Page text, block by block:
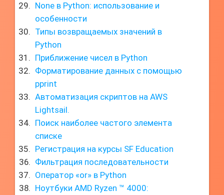
None в Python: использование и
особенности
Типы возвращаемых значений в
Python
Приближение чисел в Python
Форматирование данных с помощью
pprint
Автоматизация скриптов на AWS
Lightsail.
Поиск наиболее частого элемента
списке
Регистрация на курсы SF Education
Фильтрация последовательности
Оператор «or» в Python
Ноутбуки AMD Ryzen ™ 4000: